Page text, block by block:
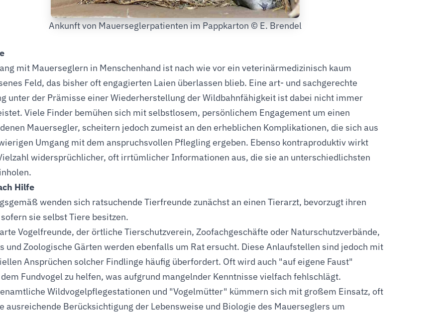
Ankunft von Mauerseglerpatienten im Pappkarton © E. Brendel
mit Mauerseglern in Menschenhand ist nach wie vor ein veterinärmedizinisch kaum
Feld, das bisher oft engagierten Laien überlassen blieb. Eine art- und sachgerechte
unter der Prämisse einer Wiederherstellung der Wildbahnfähigkeit ist dabei nicht immer
Viele Finder bemühen sich mit selbstlosem, persönlichem Engagement um einen
Mauersegler, scheitern jedoch zumeist an den erheblichen Komplikationen, die sich aus
Umgang mit dem anspruchsvollen Pflegling ergeben. Ebenso kontraproduktiv wirkt
widersprüchlicher, oft irrtümlicher Informationen aus, die sie an unterschiedlichsten
Hilfe
wenden sich ratsuchende Tierfreunde zunächst an einen Tierarzt, bevorzugt ihren
sie selbst Tiere besitzen.
Vogelfreunde, der örtliche Tierschutzverein, Zoofachgeschäfte oder Naturschutzverbände,
und Zoologische Gärten werden ebenfalls um Rat ersucht. Diese Anlaufstellen sind jedoch mit
Ansprüchen solcher Findlinge häufig überfordert. Oft wird auch "auf eigene Faust"
Fundvogel zu helfen, was aufgrund mangelnder Kenntnisse vielfach fehlschlägt.
Wildvogelpflegestationen und "Vogelmütter" kümmern sich mit großem Einsatz, oft
ausreichende Berücksichtigung der Lebensweise und Biologie des Mauerseglers um